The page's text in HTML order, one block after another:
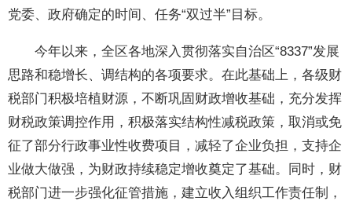
党委、政府确定的时间、任务“双过半”目标。
今年以来，全区各地深入贯彻落实自治区“8337”发展
思路和稳增长、调结构的各项要求。在此基础上，各级财
税部门积极培植财源，不断巩固财政增收基础，充分发挥
财税政策调控作用，积极落实结构性减税政策，取消或免
征了部分行政事业性收费项目，减轻了企业负担，支持企
业做大做强，为财政持续稳定增收奠定了基础。同时，财
税部门进一步强化征管措施，建立收入组织工作责任制，